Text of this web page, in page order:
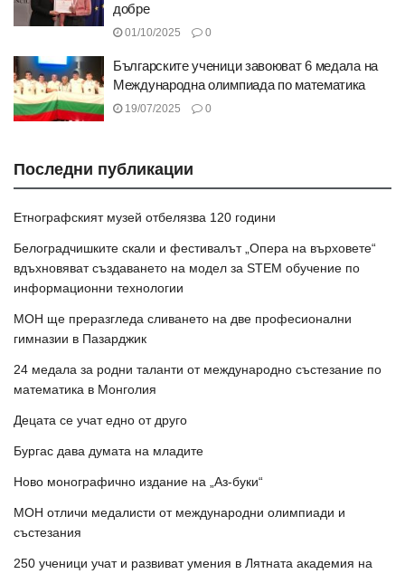
добре
01/10/2025 0
Българските ученици завоюват 6 медала на
Международна олимпиада по математика
19/07/2025 0
Последни публикации
Етнографският музей отбелязва 120 години
Белоградчишките скали и фестивалът „Опера на върховете“
вдъхновяват създаването на модел за STEM обучение по
информационни технологии
МОН ще преразгледа сливането на две професионални
гимназии в Пазарджик
24 медала за родни таланти от международно състезание по
математика в Монголия
Децата се учат едно от друго
Бургас дава думата на младите
Ново монографично издание на „Аз-буки“
МОН отличи медалисти от международни олимпиади и
състезания
250 ученици учат и развиват умения в Лятната академия на